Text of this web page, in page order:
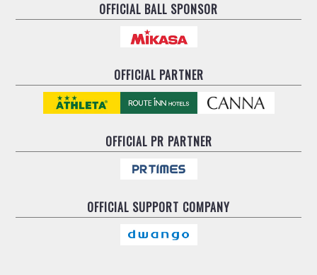
OFFICIAL BALL SPONSOR
OFFICIAL PARTNER
OFFICIALPR PARTNER
OFFICIAL SUPPORT COMPANY